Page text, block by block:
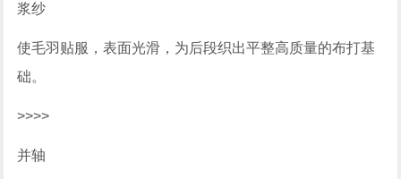
浆纱
使毛羽贴服，表面光滑，为后段织出平整高质量的布打基
础。
>>>>
并轴